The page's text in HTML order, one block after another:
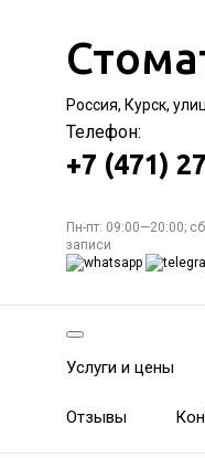
Россия, Курск,
Телефон:
+7 (471)
Пн-пт: 09:00—20:00;
записи
Услуги и цены
Отзывы